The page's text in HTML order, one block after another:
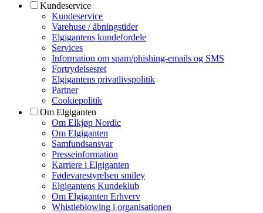
Kundeservice
Kundeservice
Varehuse / åbningstider
Elgigantens kundefordele
Services
Information om spam/phishing-emails og SMS
Fortrydelsesret
Elgigantens privatlivspolitik
Partner
Cookiepolitik
Om Elgiganten
Om Elkjøp Nordic
Om Elgiganten
Samfundsansvar
Presseinformation
Karriere i Elgiganten
Fødevarestyrelsen smiley
Elgigantens Kundeklub
Om Elgiganten Erhverv
Whistleblowing i organisationen